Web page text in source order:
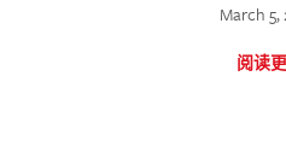
March 5,
阅读